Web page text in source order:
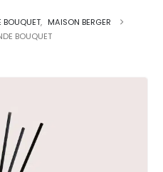
BOUQUET, MAISON BERGER
BOUQUET